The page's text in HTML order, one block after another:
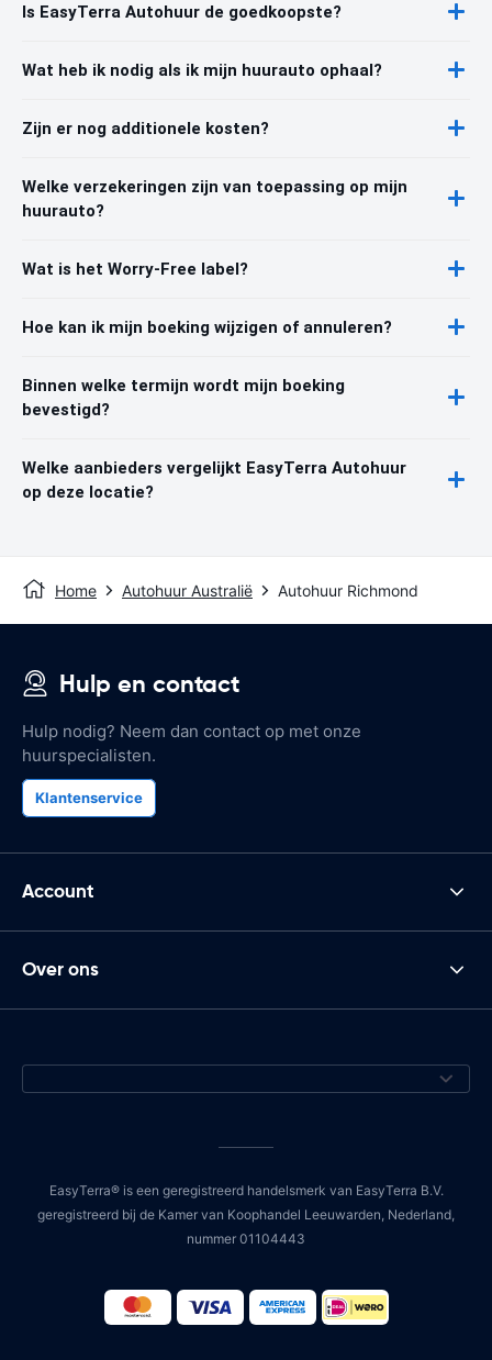
Is EasyTerra Autohuur de goedkoopste?
Wat heb ik nodig als ik mijn huurauto ophaal?
Zijn er nog additionele kosten?
Welke verzekeringen zijn van toepassing op mijn
huurauto?
Wat is het Worry-Free label?
Hoe kan ik mijn boeking wijzigen of annuleren?
Binnen welke termijn wordt mijn boeking
bevestigd?
Welke aanbieders vergelijkt EasyTerra Autohuur
op deze locatie?
Home Autohuur Australië Autohuur Richmond
Hulp en contact
Hulp nodig? Neem dan contact op met onze
huurspecialisten.
Klantenservice
Account
Over ons
EasyTerra® is een geregistreerd handelsmerk van EasyTerra B.V.
geregistreerd bij de Kamer van Koophandel Leeuwarden, Nederland,
nummer 01104443